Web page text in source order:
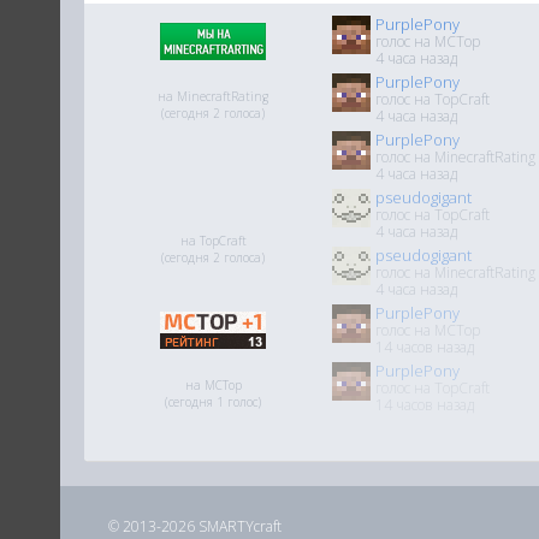
PurplePony
голос на MCTop
4 часа назад
PurplePony
голос на TopCraft
4 часа назад
PurplePony
голос на MinecraftRating
4 часа назад
pseudogigant
голос на TopCraft
4 часа назад
pseudogigant
голос на MinecraftRating
4 часа назад
PurplePony
голос на MCTop
14 часов назад
PurplePony
на MinecraftRating
(сегодня 2 голоса)
на TopCraft
(сегодня 2 голоса)
на MCTop
(сегодня 1 голос)
© 2013-2026 SMARTYcraft